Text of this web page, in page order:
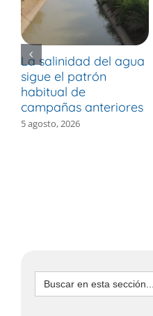
La salinidad del agua
sigue el patrón
habitual de
campañas anteriores
5 agosto, 2026
Buscar: